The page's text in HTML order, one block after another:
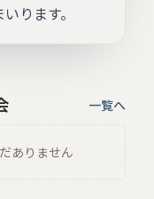
ります。
一覧へ
ありません